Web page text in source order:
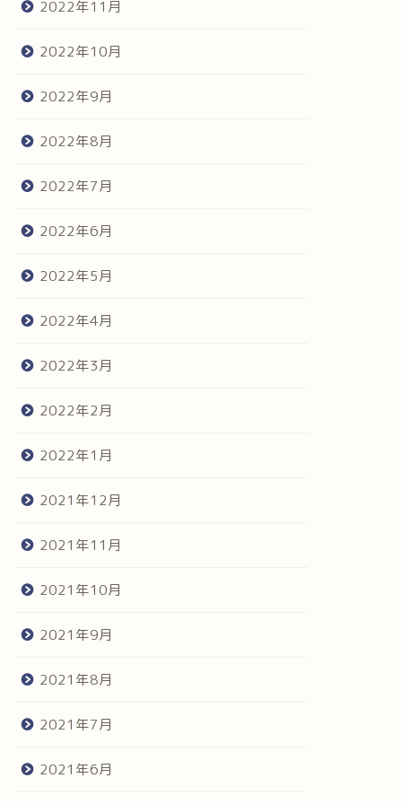
2022年11月
2022年10月
2022年9月
2022年8月
2022年7月
2022年6月
2022年5月
2022年4月
2022年3月
2022年2月
2022年1月
2021年12月
2021年11月
2021年10月
2021年9月
2021年8月
2021年7月
2021年6月